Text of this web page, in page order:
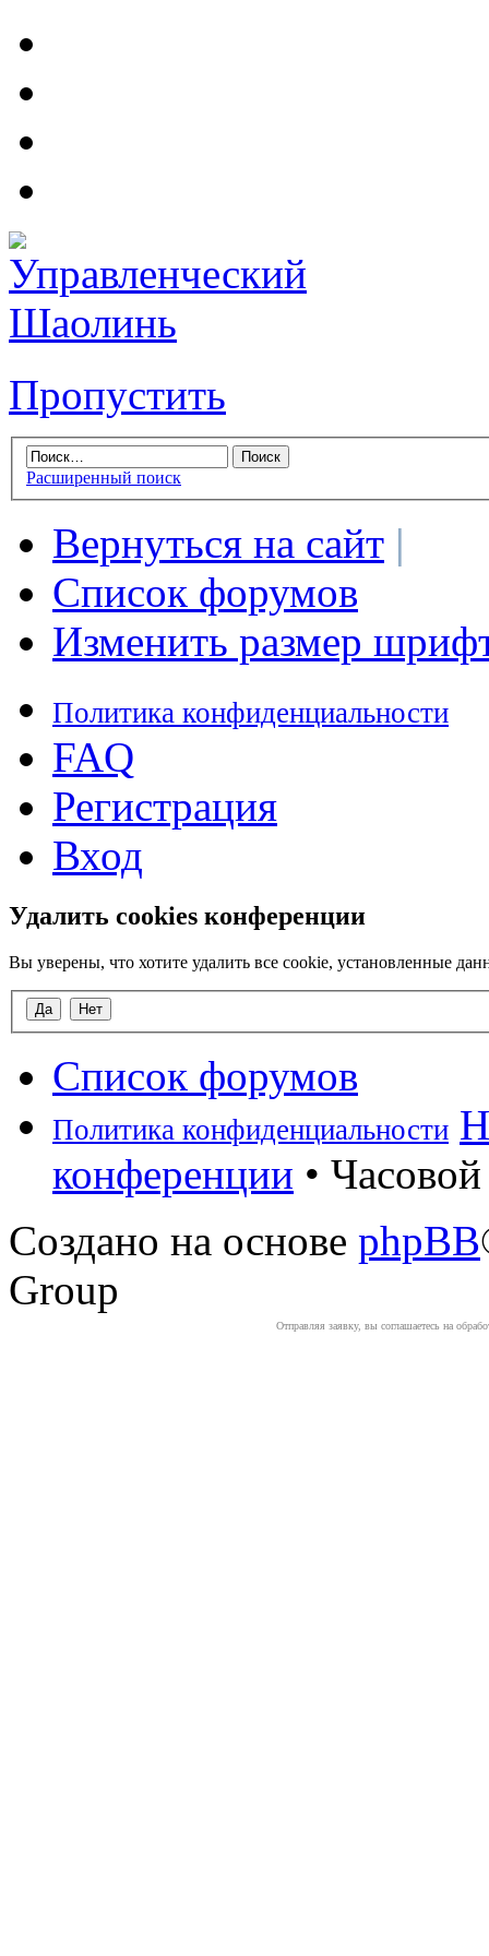
Пропустить
Расширенный поиск
Вернуться на сайт |
Список форумов
Изменить размер
Политика конфиденциальности
FAQ
Регистрация
Вход
Удалить cookies конференции
Вы уверены, что хотите удалить все cookie, установленные
Список форумов
Политика конфиденциальности
конференции •
Создано на основе phpBB
Group
Отправляя заявку, вы соглашаетесь на